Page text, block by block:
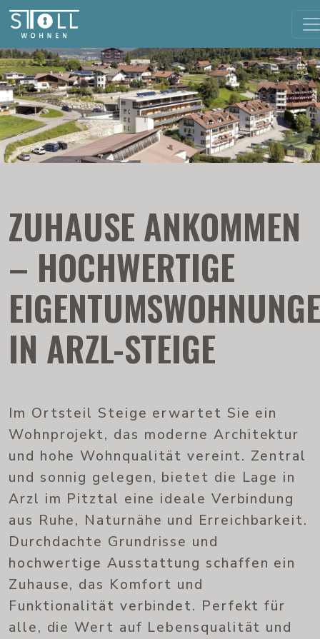
ZUHAUSE ANKOMMEN
– HOCHWERTIGE
IN ARZL-STEIGE
Im Ortsteil Steige erwartet Sie ein
Wohnprojekt, das moderne Architektur
und hohe Wohnqualität vereint. Zentral
und sonnig gelegen, bietet die Lage in
Arzl im Pitztal eine ideale Verbindung
aus Ruhe, Naturnähe und Erreichbarkeit.
Durchdachte Grundrisse und
hochwertige Ausstattung schaffen ein
Zuhause, das Komfort und
Funktionalität verbindet. Perfekt für
alle, die Wert auf Lebensqualität und